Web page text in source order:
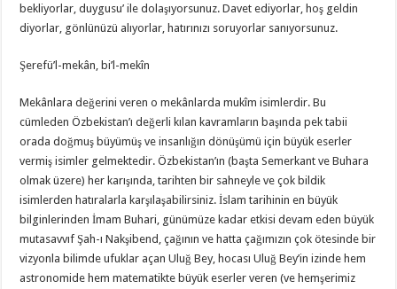
bekliyorlar, duygusu’ ile dolaşıyorsunuz. Davet ediyorlar, hoş geldin
diyorlar, gönlünüzü alıyorlar, hatırınızı soruyorlar sanıyorsunuz.
Şerefü’l-mekân, bi’l-mekîn
Mekânlara değerini veren o mekânlarda mukîm isimlerdir. Bu
cümleden Özbekistan’ı değerli kılan kavramların başında pek tabii
orada doğmuş büyümüş ve insanlığın dönüşümü için büyük eserler
vermiş isimler gelmektedir. Özbekistan’ın (başta Semerkant ve Buhara
olmak üzere) her karışında, tarihten bir sahneyle ve çok bildik
isimlerden hatıralarla karşılaşabilirsiniz. İslam tarihinin en büyük
bilginlerinden İmam Buhari, günümüze kadar etkisi devam eden büyük
mutasavvıf Şah-ı Nakşibend, çağının ve hatta çağımızın çok ötesinde bir
vizyonla bilimde ufuklar açan Uluğ Bey, hocası Uluğ Bey’in izinde hem
astronomide hem matematikte büyük eserler veren (ve hemşerimiz